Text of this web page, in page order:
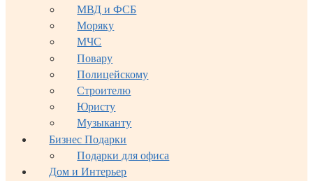
МВД и ФСБ
Моряку
МЧС
Повару
Полицейскому
Строителю
Юристу
Музыканту
Бизнес Подарки
Подарки для офиса
Дом и Интерьер